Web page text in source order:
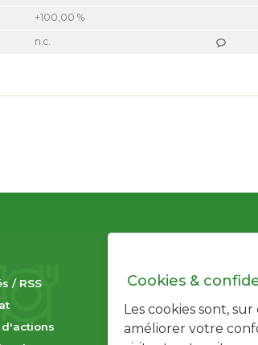
+100,00 %
n.c.
/ RSS
Cookies &
Les cookies sont,
améliorer votre